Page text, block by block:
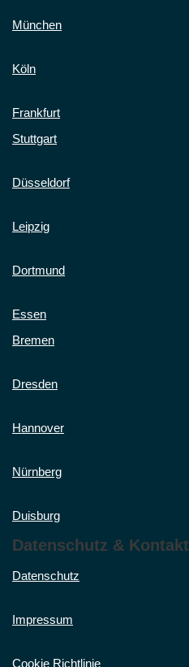
München
Köln
Frankfurt
Stuttgart
Düsseldorf
Leipzig
Dortmund
Essen
Bremen
Dresden
Hannover
Nürnberg
Duisburg
Datenschutz & Kontakt
Datenschutz
Impressum
Cookie Richtlinie